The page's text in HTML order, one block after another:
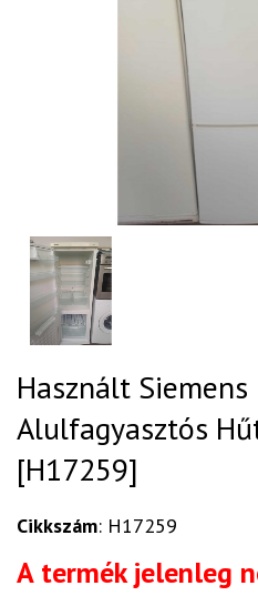
Használt
Alulfagyasztós
[H17259]
Cikkszám: H17259
A termék jelenleg